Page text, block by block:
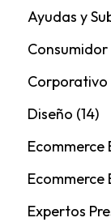
Ayudas y
Consumidor
Corporativo
Diseño (14)
Ecommerce
Ecommerce
Expertos